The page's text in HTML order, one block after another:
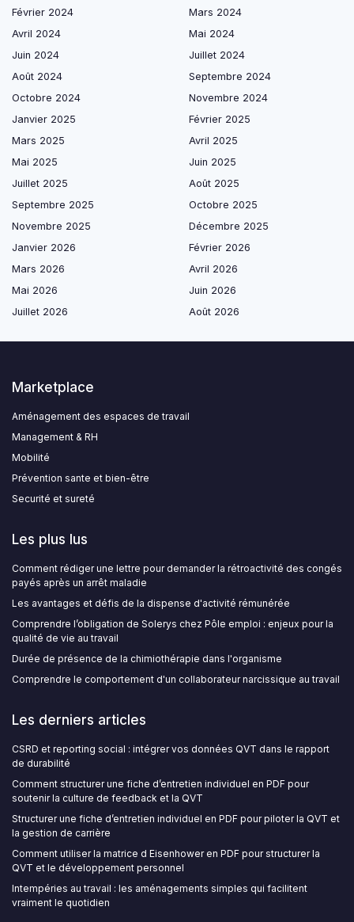
Février 2024
Mars 2024
Avril 2024
Mai 2024
Juin 2024
Juillet 2024
Août 2024
Septembre 2024
Octobre 2024
Novembre 2024
Janvier 2025
Février 2025
Mars 2025
Avril 2025
Mai 2025
Juin 2025
Juillet 2025
Août 2025
Septembre 2025
Octobre 2025
Novembre 2025
Décembre 2025
Janvier 2026
Février 2026
Mars 2026
Avril 2026
Mai 2026
Juin 2026
Juillet 2026
Août 2026
Marketplace
Aménagement des espaces de travail
Management & RH
Mobilité
Prévention sante et bien-être
Securité et sureté
Les plus lus
Comment rédiger une lettre pour demander la rétroactivité des congés
payés après un arrêt maladie
Les avantages et défis de la dispense d'activité rémunérée
Comprendre l’obligation de Solerys chez Pôle emploi : enjeux pour la
qualité de vie au travail
Durée de présence de la chimiothérapie dans l'organisme
Comprendre le comportement d'un collaborateur narcissique au travail
Les derniers articles
CSRD et reporting social : intégrer vos données QVT dans le rapport
de durabilité
Comment structurer une fiche d’entretien individuel en PDF pour
soutenir la culture de feedback et la QVT
Structurer une fiche d’entretien individuel en PDF pour piloter la QVT et
la gestion de carrière
Comment utiliser la matrice d Eisenhower en PDF pour structurer la
QVT et le développement personnel
Intempéries au travail : les aménagements simples qui facilitent
vraiment le quotidien